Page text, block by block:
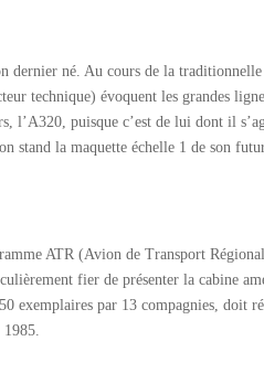
dernier né. Au cours de la
technique) évoquent les grandes
puisque c’est de lui dont il
stand la maquette échelle 1 de son
ATR (Avion de Transport
fier de présenter la cabine
exemplaires par 13 compagnies, doit
1985.